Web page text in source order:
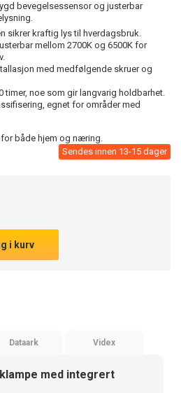
bevegelsessensor og justerbar
sikrer kraftig lys til hverdagsbruk.
mellom 2700K og 6500K for
med medfølgende skruer og
timer, noe som gir langvarig holdbarhet.
egnet for områder med
både hjem og næring.
Sendes innen 13-15 dager
i kurv
Dataark Videx
med integrert